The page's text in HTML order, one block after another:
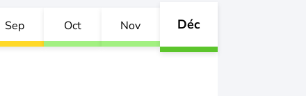
Sep Oct Nov Déc